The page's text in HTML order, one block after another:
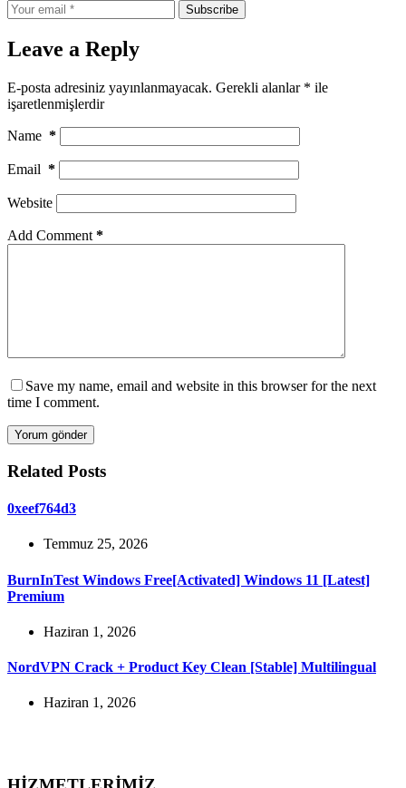
Subscribe
Leave a Reply
E-posta adresiniz yayınlanmayacak. Gerekli alanlar * ile
işaretlenmişlerdir
Name *
Email *
Website
Add Comment *
Save my name, email and website in this browser for the next
time I comment.
Yorum gönder
Related Posts
0xeef764d3
Temmuz 25, 2026
BurnInTest Windows Free[Activated] Windows 11 [Latest]
Premium
Haziran 1, 2026
NordVPN Crack + Product Key Clean [Stable] Multilingual
Haziran 1, 2026